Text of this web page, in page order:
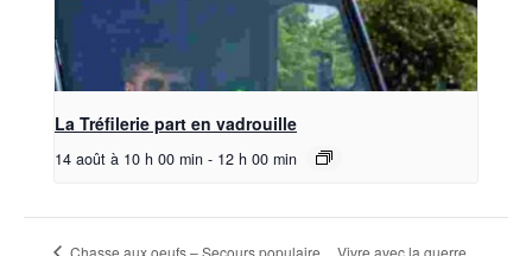
La Tréfilerie part en vadrouille
14 août à 10 h 00 min - 12 h 00 min
Chasse aux oeufs – Secours populaire Vivre avec la guerre